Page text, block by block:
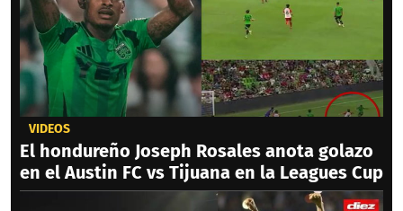
VIDEOS
El hondureño Joseph Rosales anota golazo
en el Austin FC vs Tijuana en la Leagues Cup